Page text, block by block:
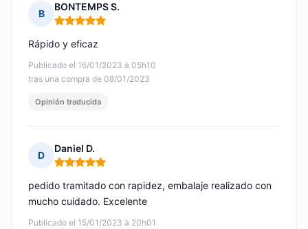
B
BONTEMPS S.
Nota: 5 de 5
Publicado el 16/01/2023 à 05h10
tras una compra de 08/01/2023
Rápido y eficaz
Opinión traducida
D
Daniel D.
Nota: 5 de 5
Publicado el 15/01/2023 à 20h01
pedido tramitado con rapidez, embalaje realizado con
mucho cuidado. Excelente